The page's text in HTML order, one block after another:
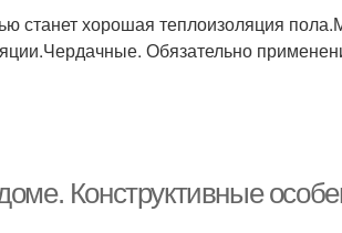
станет хорошая теплоизоляция
Обязательно
Конструктивные